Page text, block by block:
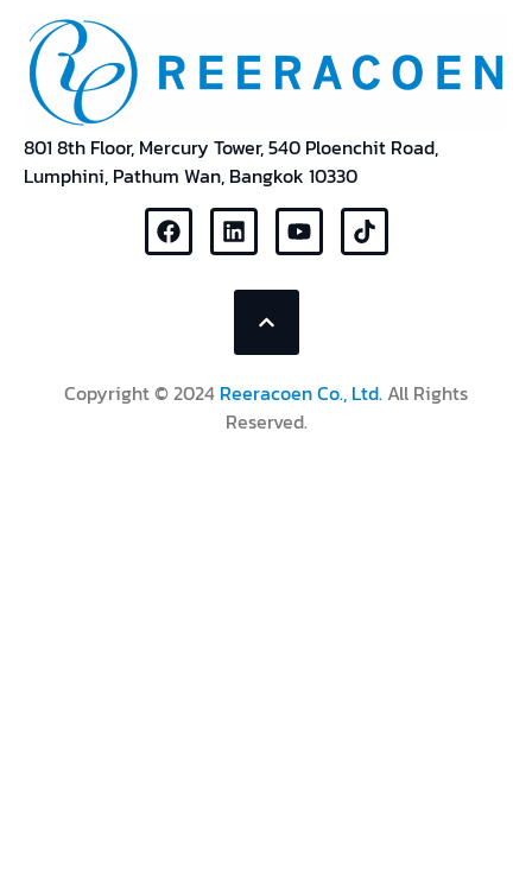
TALK TO OUR EXPERTS
801 8th Floor, Mercury Tower, 540 Ploenchit Road,
Lumphini, Pathum Wan, Bangkok 10330